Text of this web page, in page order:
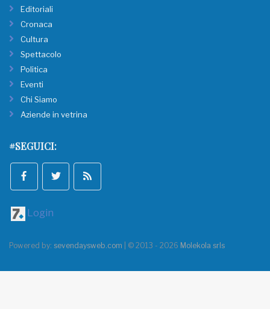
Editoriali
Cronaca
Cultura
Spettacolo
Politica
Eventi
Chi Siamo
Aziende in vetrina
#SEGUICI:
Login
Powered by: sevendaysweb.com | © 2013 - 2026 Molekola srls